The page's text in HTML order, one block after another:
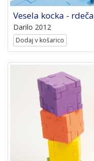
Vesela kocka - rdeča
Darilo 2012
Dodaj v košarico